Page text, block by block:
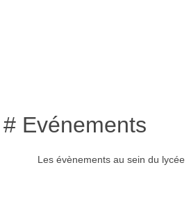
# Evénements
Les évènements au sein du lycée